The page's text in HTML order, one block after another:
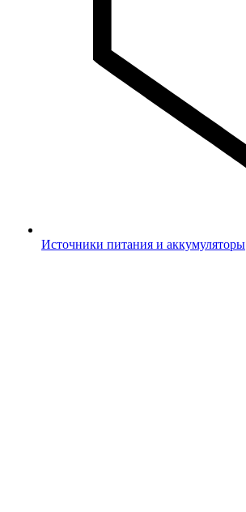
Источники питания и аккумуляторы